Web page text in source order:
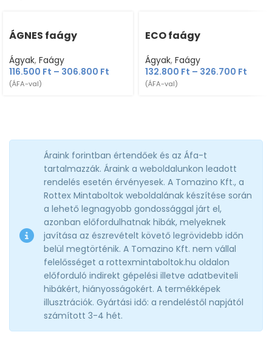
ÁGNES faágy
Ágyak, Faágy
116.500 Ft – 306.800 Ft
(ÁFA-val)
ECO faágy
Ágyak, Faágy
132.800 Ft – 326.700 Ft
(ÁFA-val)
Áraink forintban értendőek és az Áfa-t
tartalmazzák. Áraink a weboldalunkon leadott
rendelés esetén érvényesek. A Tomazino Kft., a
Rottex Mintaboltok weboldalának készítése során
a lehető legnagyobb gondossággal járt el,
azonban előfordulhatnak hibák, melyeknek
javítása az észrevételt követő legrövidebb időn
belül megtörténik. A Tomazino Kft. nem vállal
felelősséget a rottexmintaboltok.hu oldalon
előforduló indirekt gépelési illetve adatbeviteli
hibákért, hiányosságokért. A termékképek
illusztrációk. Gyártási idő: a rendeléstől napjától
számított 3-4 hét.